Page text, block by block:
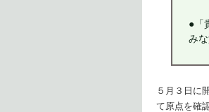
●「
み
５月３日に
て原点を確